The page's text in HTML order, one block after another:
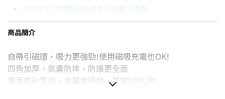
12期
24期
$40
$21
18家銀行/業者
18家銀行/業者
8月限定~首購登記最高領$888電子禮券
台灣大哥大Open Possible聯名卡滿額最高回饋25%
更多信用卡分期0利率滿額享回饋
商品簡介
自帶引磁環，吸力更強勁!使用磁吸充電也OK!
四角加厚，氣囊防摔，防護更全面
霧面磨砂質感、金屬鏡頭框，質感UP!UP!